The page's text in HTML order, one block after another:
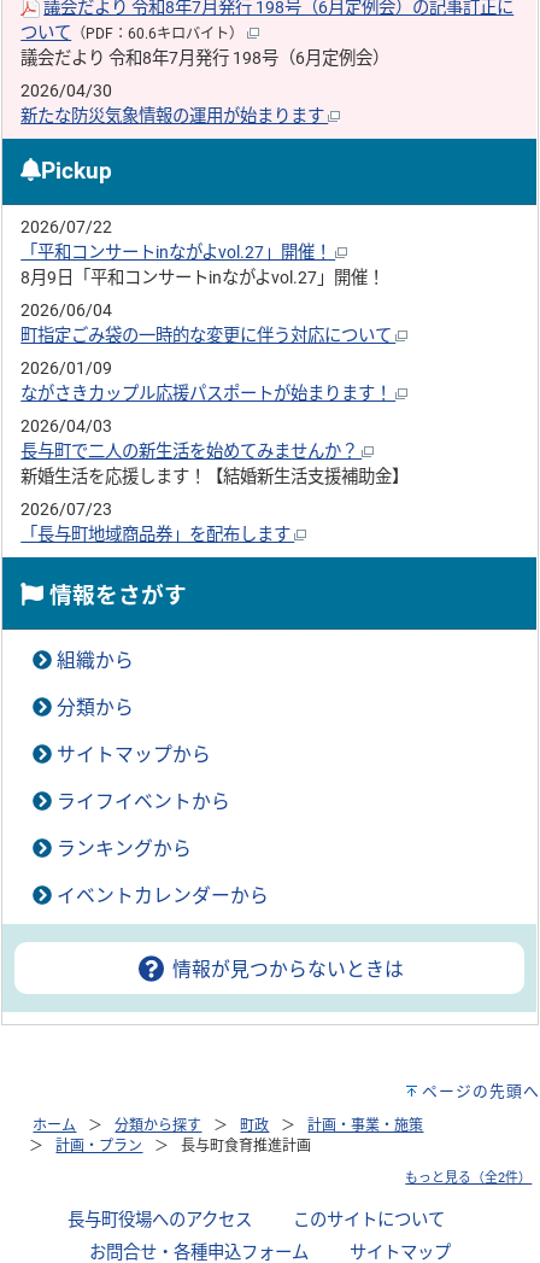
議会だより 令和8年7月発行 198号（6月定例会）の記事訂正に
ついて （PDF：60.6キロバイト）
議会だより 令和8年7月発行 198号（6月定例会）
2026/04/30
新たな防災気象情報の運用が始まります
Pickup
2026/07/22
「平和コンサートinながよvol.27」開催！
8月9日「平和コンサートinながよvol.27」開催！
2026/06/04
町指定ごみ袋の一時的な変更に伴う対応について
2026/01/09
ながさきカップル応援パスポートが始まります！
2026/04/03
長与町で二人の新生活を始めてみませんか？
新婚生活を応援します！【結婚新生活支援補助金】
2026/07/23
「長与町地域商品券」を配布します
情報をさがす
組織から
分類から
サイトマップから
ライフイベントから
ランキングから
イベントカレンダーから
情報が見つからないときは
ページの先頭へ
ホーム 分類から探す 町政
計画・事業・施策
計画・プラン
長与町食育推進計画
もっと見る（全2件）
長与町役場へのアクセス このサイトについて
お問合せ・各種申込フォーム
サイトマップ